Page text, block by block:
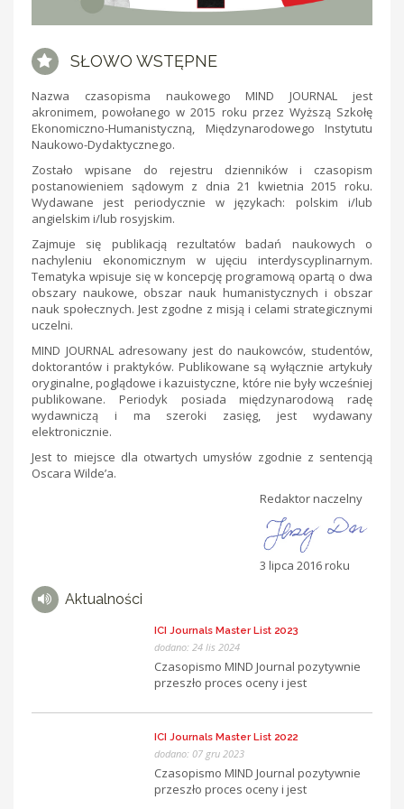
SŁOWO WSTĘPNE
Nazwa czasopisma naukowego MIND JOURNAL jest
akronimem, powołanego w 2015 roku przez Wyższą Szkołę
Ekonomiczno-Humanistyczną, Międzynarodowego Instytutu
Naukowo-Dydaktycznego.
Zostało wpisane do rejestru dzienników i czasopism
postanowieniem sądowym z dnia 21 kwietnia 2015 roku.
Wydawane jest periodycznie w językach: polskim i/lub
angielskim i/lub rosyjskim.
Zajmuje się publikacją rezultatów badań naukowych o
nachyleniu ekonomicznym w ujęciu interdyscyplinarnym.
Tematyka wpisuje się w koncepcję programową opartą o dwa
obszary naukowe, obszar nauk humanistycznych i obszar
nauk społecznych. Jest zgodne z misją i celami strategicznymi
uczelni.
MIND JOURNAL adresowany jest do naukowców, studentów,
doktorantów i praktyków. Publikowane są wyłącznie artykuły
oryginalne, poglądowe i kazuistyczne, które nie były wcześniej
publikowane. Periodyk posiada międzynarodową radę
wydawniczą i ma szeroki zasięg, jest wydawany
elektronicznie.
Jest to miejsce dla otwartych umysłów zgodnie z sentencją
Oscara Wilde’a.
Redaktor naczelny
3 lipca 2016 roku
Aktualności
ICI Journals Master List 2023
dodano: 24 lis 2024
Czasopismo MIND Journal pozytywnie
przeszło proces oceny i jest
Master List za rok 2023. Na podstawie
weryfikacji informacji z ankiety
ewaluacyjnej oraz analizie wydań
czasopisma z 2023 roku, wyznaczona
została wartość wskaźnika Index
Copernicus Value (ICV) za rok 2023. ICV
ICI Journals Master List 2022
dodano: 07 gru 2023
Czasopismo MIND Journal pozytywnie
przeszło proces oceny i jest